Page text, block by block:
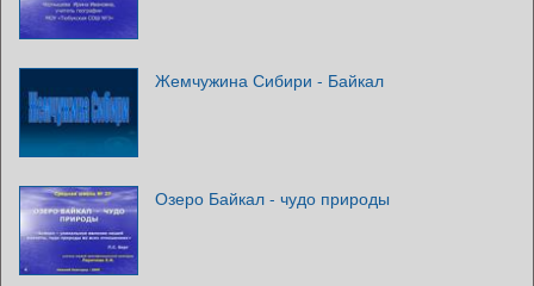
Жемчужина Сибири - Байкал
Озеро Байкал - чудо природы